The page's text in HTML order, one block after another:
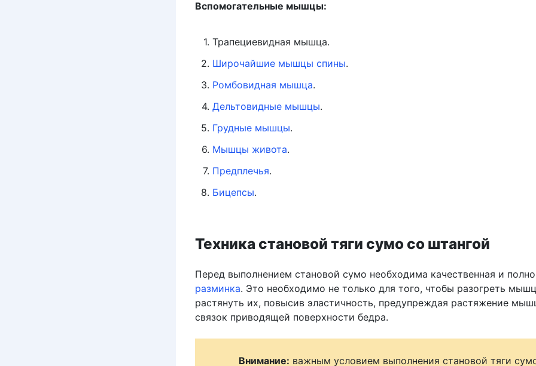
Вспомогательные мышцы:
Трапециевидная мышца.
Широчайшие мышцы спины.
Ромбовидная мышца.
Дельтовидные мышцы.
Грудные мышцы.
Мышцы живота.
Предплечья.
Бицепсы.
Техника становой тяги сумо со штангой
Перед выполнением становой сумо необходима качественная и
разминка. Это необходимо не только для того, чтобы разогреть
растянуть их, повысив эластичность, предупреждая растяжение
связок приводящей поверхности бедра.
Внимание: важным условием выполнения становой тяги